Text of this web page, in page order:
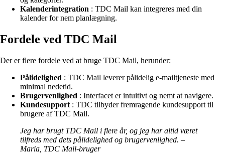
Kalenderintegration : TDC Mail kan integreres med din
kalender for nem planlægning.
Fordele ved TDC Mail
Der er flere fordele ved at bruge TDC Mail, herunder:
Pålidelighed : TDC Mail leverer pålidelig e-mailtjeneste med
minimal nedetid.
Brugervenlighed : Interfacet er intuitivt og nemt at navigere.
Kundesupport : TDC tilbyder fremragende kundesupport til
brugere af TDC Mail.
Jeg har brugt TDC Mail i flere år, og jeg har altid været
tilfreds med dets pålidelighed og brugervenlighed. –
Maria, TDC Mail-bruger